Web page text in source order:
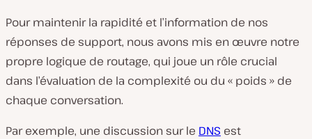
Pour maintenir la rapidité et l’information de nos
réponses de support, nous avons mis en œuvre notre
propre logique de routage, qui joue un rôle crucial
dans l’évaluation de la complexité ou du « poids » de
chaque conversation.
Par exemple, une discussion sur le DNS est